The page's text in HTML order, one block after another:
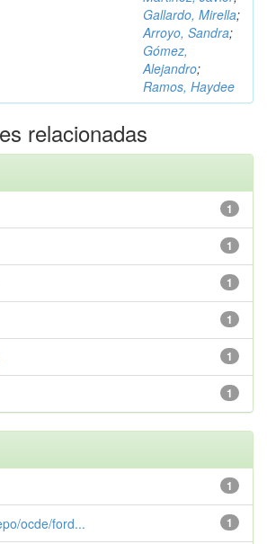
Gallardo, Mirella;
Arroyo, Sandra;
Gómez,
Alejandro;
Ramos, Haydee
relacionadas
1
1
1
1
1
1
1
1
ocde/ford...